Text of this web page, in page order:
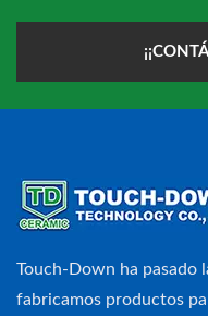
Touch-Down ha pasado
fabricamos productos